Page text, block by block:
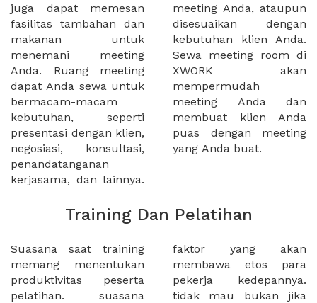
juga dapat memesan
fasilitas tambahan dan
makanan untuk
menemani meeting
Anda. Ruang meeting
dapat Anda sewa untuk
bermacam-macam
kebutuhan, seperti
presentasi dengan klien,
negosiasi, konsultasi,
penandatanganan
kerjasama, dan lainnya.
meeting Anda, ataupun
disesuaikan dengan
kebutuhan klien Anda.
Sewa meeting room di
XWORK akan
mempermudah
meeting Anda dan
membuat klien Anda
puas dengan meeting
yang Anda buat.
Training Dan Pelatihan
Suasana saat training
memang menentukan
produktivitas peserta
pelatihan. suasana
faktor yang akan
membawa etos para
pekerja kedepannya.
tidak mau bukan jika